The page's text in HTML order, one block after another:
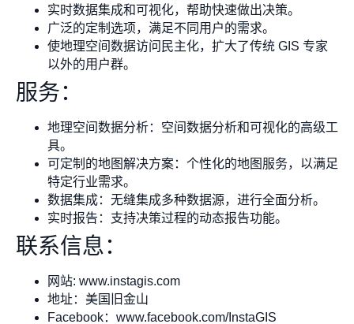
实时数据集成和可视化，帮助快速做出决策。
广泛的定制选项，满足不同用户的需求。
使地理空间数据访问民主化，扩大了传统 GIS 专家
以外的用户群。
服务：
地理空间数据分析：空间数据分析和可视化的高级工
具。
可定制的地图解决方案：个性化的地图服务，以满足
特定行业需求。
数据集成：无缝集成多种数据源，进行全面分析。
实时报告：支持决策过程的动态报告功能。
联系信息：
网站: www.instagis.com
地址：美国旧金山
Facebook：www.facebook.com/InstaGIS